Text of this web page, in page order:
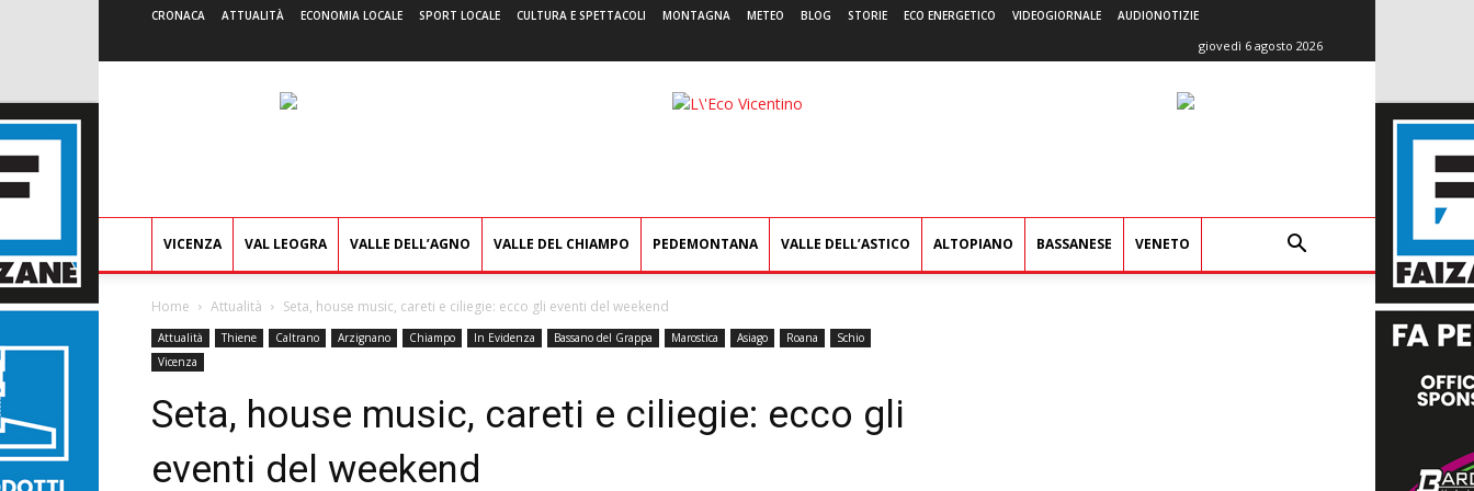
CRONACA ATTUALITÀ ECONOMIA LOCALE SPORT LOCALE CULTURA E SPETTACOLI MONTAGNA METEO BLOG STORIE ECO ENERGETICO VIDEOGIORNALE AUDIONOTIZIE
giovedì 6 agosto 2026
L'Eco
VICENZA VAL LEOGRA VALLE DELL’AGNO VALLE DEL CHIAMPO PEDEMONTANA VALLE DELL’ASTICO ALTOPIANO BASSANESE VENETO
Home Attualità Seta, house music, careti e ciliegie: ecco gli eventi del weekend
Attualità Thiene Caltrano Arzignano Chiampo In Evidenza Bassano del Grappa Marostica Asiago Roana
Schio
Vicenza
Seta, house music, careti e ciliegie: ecco gli
eventi del weekend